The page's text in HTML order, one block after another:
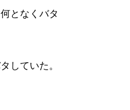
となくバタ
していた。